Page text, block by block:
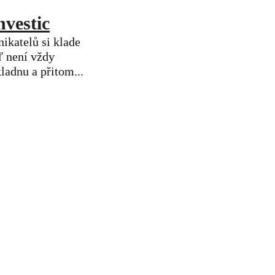
si klade
není vždy
a přitom...